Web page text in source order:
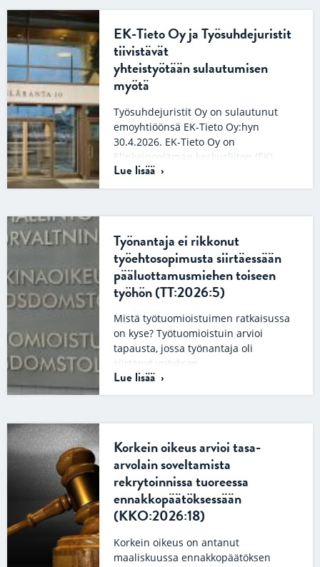
solmia ilman perusteltua syytä.
Laissa…
EK-Tieto Oy ja Työsuhdejuristit
tiivistävät
yhteistyötään sulautumisen
myötä
Työsuhdejuristit Oy on sulautunut
emoyhtiöönsä EK-Tieto Oy:hyn
30.4.2026. EK-Tieto Oy on
Elinkeinoelämän keskusliiton (EK)
omistama yritys, joka tarjoaa
yrityksille koulutusta…
Lue lisää
Työnantaja ei rikkonut
työehtosopimusta siirtäessään
pääluottamusmiehen toiseen
työhön (TT:2026:5)
Mistä työtuomioistuimen ratkaisussa
on kyse? Työtuomioistuin arvioi
tapausta, jossa työnantaja oli
siirtänyt yrityksen
pääluottamusmiehen kuormalavojen
valmistuslinjalta
tuotantohenkilöksi. Työnantaja oli…
Lue lisää
Korkein oikeus arvioi tasa-
arvolain soveltamista
rekrytoinnissa tuoreessa
ennakkopäätöksessään
(KKO:2026:18)
Korkein oikeus on antanut
maaliskuussa ennakkopäätöksen